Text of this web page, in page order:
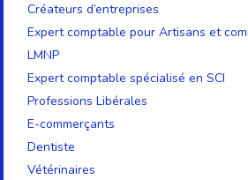
Créateurs d’entreprises
Expert comptable pour Artisans et
LMNP
Expert comptable spécialisé en SCI
Professions Libérales
E-commerçants
Dentiste
Vétérinaires